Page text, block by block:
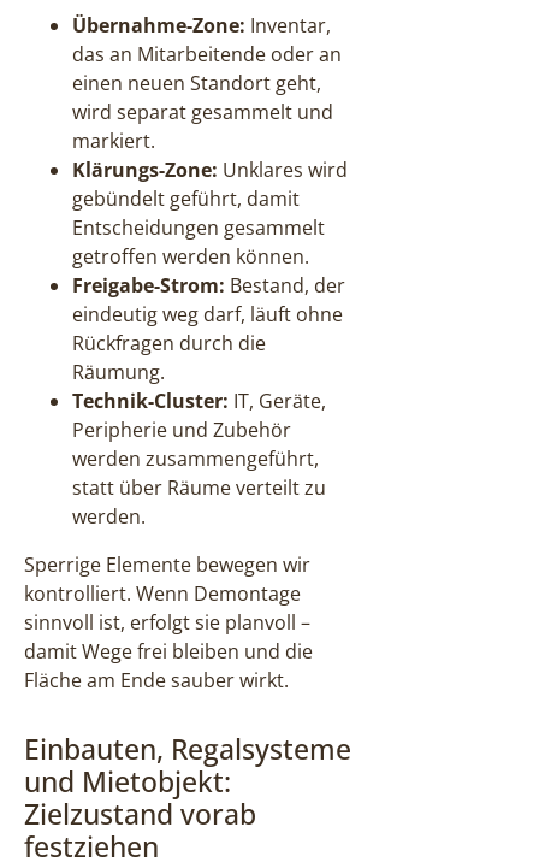
Übernahme-Zone: Inventar,
das an Mitarbeitende oder an
einen neuen Standort geht,
wird separat gesammelt und
markiert.
Klärungs-Zone: Unklares wird
gebündelt geführt, damit
Entscheidungen gesammelt
getroffen werden können.
Freigabe-Strom: Bestand, der
eindeutig weg darf, läuft ohne
Rückfragen durch die
Räumung.
Technik-Cluster: IT, Geräte,
Peripherie und Zubehör
werden zusammengeführt,
statt über Räume verteilt zu
werden.
Sperrige Elemente bewegen wir
kontrolliert. Wenn Demontage
sinnvoll ist, erfolgt sie planvoll –
damit Wege frei bleiben und die
Fläche am Ende sauber wirkt.
Einbauten, Regalsysteme
und Mietobjekt:
Zielzustand vorab
festziehen